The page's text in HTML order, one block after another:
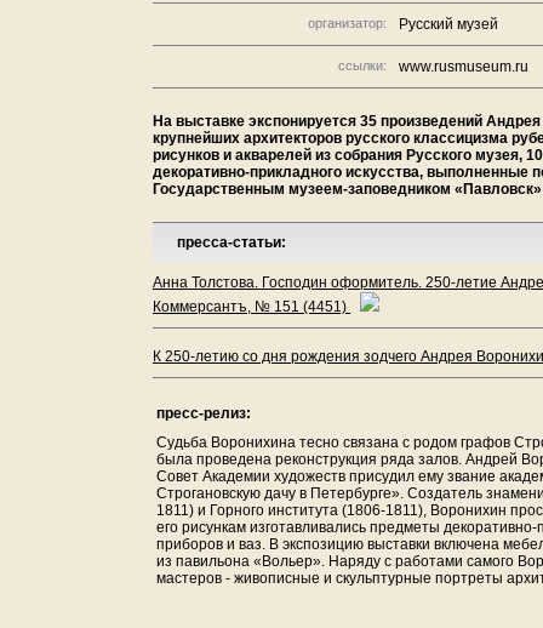
организатор: Русский музей
ссылки: www.rusmuseum.ru
На выставке экспонируется 35 произведений
крупнейших архитекторов русского классицизма
рисунков и акварелей из собрания Русского музея,
декоративно-прикладного искусства, выполненные
Государственным музеем-заповедником «Павловск»
пресса-статьи:
Анна Толстова. Господин оформитель. 250-летие
Коммерсантъ, № 151 (4451)
К 250-летию со дня рождения зодчего Андрея
пресс-релиз:
Судьба Воронихина тесно связана с родом графов
была проведена реконструкция ряда залов. Андрей
Совет Академии художеств присудил ему звание
Строгановскую дачу в Петербурге». Создатель
1811) и Горного института (1806-1811), Воронихин
его рисункам изготавливались предметы
приборов и ваз. В экспозицию выставки включена
из павильона «Вольер». Наряду с работами самого
мастеров - живописные и скульптурные портреты